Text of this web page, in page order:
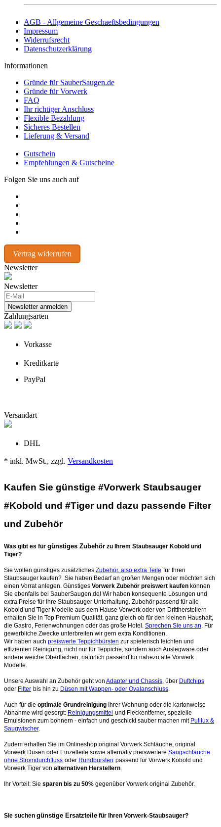
AGB - Allgemeine Geschaeftsbedingungen
Impressum
Widerrufsrecht
Datenschutzerklärung
Informationen
Gründe für SauberSaugen.de
Gründe für Vorwerk
FAQ
Ihr richtiger Anschluss
Flexible Bezahlung
Sicheres Bestellen
Lieferung & Versand
Gutschein
Empfehlungen & Gutscheine
Folgen Sie uns auch auf
Vertrag widerrufen
Newsletter
Newsletter
Newsletter anmelden
Zahlungsarten
Vorkasse
Kreditkarte
PayPal
Versandart
DHL
* inkl. MwSt., zzgl. Versandkosten
Kaufen Sie günstige #Vorwerk Staubsauger
#Kobold und #Tiger und dazu passende Filter
und Zubehör
Was gibt es für günstiges Zubehör zu Ihrem Staubsauger Kobold und
Tiger?
Sie wollen günstiges zusätzliches Zubehör, also extra Teile für Ihren
Staubsauger kaufen? Sie haben Bedarf an großen Mengen oder möchten sich
einen Vorrat anlegen. Günstiges Vorwerk Zubehör preiswert kaufen können
Sie ebenfalls bei SauberSaugen.de! Wir haben konsequente Lösungen und
extra Preise für Ihre Staubsauger Unterhaltung. Zubehör passend für alle
Kobold und Tiger Modelle aus dem Hause Vorwerk oder von Drittherstellern
erhalten Sie in Top Premium Qualität, ganz gleich ob für den kleinen Haushalt,
die Gastro, Ferienwohnungen oder das große Hotel. Sprechen Sie uns an . Für
gewerbliche Zwecke unterbreiten wir gern extra Konditionen.
Wir haben auch preiswerte Teppichbürsten zur spielerisch leichten und
effizienten Reinigung, nicht nur für Teppiche, sondern auch Auslegware oder
andere weiche Oberflächen, natürlich passend für nahezu alle Vorwerk
Modelle.
Unsere Auswahl an Zubehör geht von Adapter und Chassis , über Duftchips
oder Filter bis hin zu Düsen mit Wappen- oder Ovalanschluss
Auch für die optimale Grundreinigung Ihrer Wohnung oder die kartonweise
Abnahme wird gesorgt: Reinigungsmittel und Fleckentferner, spezielle
Emulsionen zum bohnern - einfach und geschickt sauber machen mit Pulilux &
Saugwischer.
Zudem erhalten Sie im Onlineshop original Vorwerk Schläuche, original
Vorwerk Düsen oder Einzelteile sowie alternativ preiswertere Saugschläuche
ohne Stromdurchfluss oder Rundbürsten passend für Vorwerk Kobold und
Vorwerk Tiger von alternativen Herstellern
Ihr Vorteil: Sie sparen bis zu 50% gegenüber Vorwerk original Zubehör.
Sie suchen günstige Ersatzteile für Ihren Vorwerk-Staubsauger?